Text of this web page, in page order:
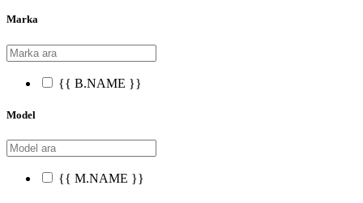
Marka
{{ B.NAME }}
Model
{{ M.NAME }}